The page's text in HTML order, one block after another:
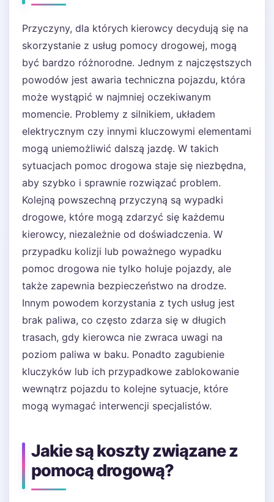
Przyczyny, dla których kierowcy decydują się na
skorzystanie z usług pomocy drogowej, mogą
być bardzo różnorodne. Jednym z najczęstszych
powodów jest awaria techniczna pojazdu, która
może wystąpić w najmniej oczekiwanym
momencie. Problemy z silnikiem, układem
elektrycznym czy innymi kluczowymi elementami
mogą uniemożliwić dalszą jazdę. W takich
sytuacjach pomoc drogowa staje się niezbędna,
aby szybko i sprawnie rozwiązać problem.
Kolejną powszechną przyczyną są wypadki
drogowe, które mogą zdarzyć się każdemu
kierowcy, niezależnie od doświadczenia. W
przypadku kolizji lub poważnego wypadku
pomoc drogowa nie tylko holuje pojazdy, ale
także zapewnia bezpieczeństwo na drodze.
Innym powodem korzystania z tych usług jest
brak paliwa, co często zdarza się w długich
trasach, gdy kierowca nie zwraca uwagi na
poziom paliwa w baku. Ponadto zagubienie
kluczyków lub ich przypadkowe zablokowanie
wewnątrz pojazdu to kolejne sytuacje, które
mogą wymagać interwencji specjalistów.
Jakie są koszty związane z
pomocą drogową?